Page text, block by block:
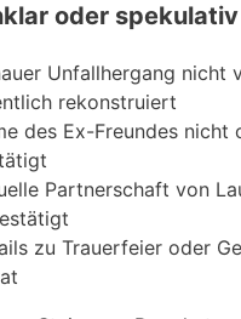
oder
Unfallhergang nicht
rekonstruiert
des Ex-Freundes nicht
Partnerschaft von
zu Trauerfeier oder